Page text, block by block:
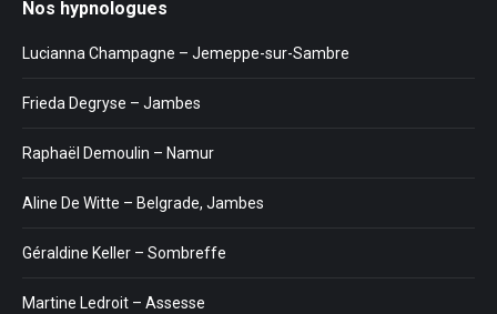
Nos hypnologues
Lucianna Champagne – Jemeppe-sur-Sambre
Frieda Degryse – Jambes
Raphaël Demoulin – Namur
Aline De Witte – Belgrade, Jambes
Géraldine Keller – Sombreffe
Martine Ledroit – Assesse